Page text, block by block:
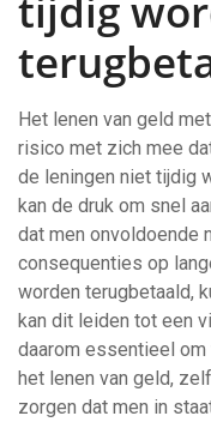
tijdig
Het lenen van geld
risico met zich mee
de leningen niet tijdig
kan de druk om snel
dat men onvoldoende
consequenties op
worden terugbetaald,
kan dit leiden tot een
daarom essentieel
het lenen van geld,
zorgen dat men in